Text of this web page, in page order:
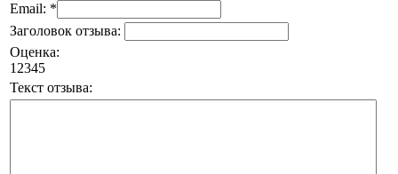
Email: *
Заголовок отзыва:
Оценка:
1 2345
Текст отзыва: